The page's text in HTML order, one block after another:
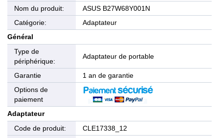
Nom du produit:
ASUS B27W68Y001N
Catégorie:
Adaptateur
Général
Type de
périphérique:
Adaptateur de portable
Garantie
1 an de garantie
Options de
paiement
Adaptateur
Code de produit:
CLE17338_12